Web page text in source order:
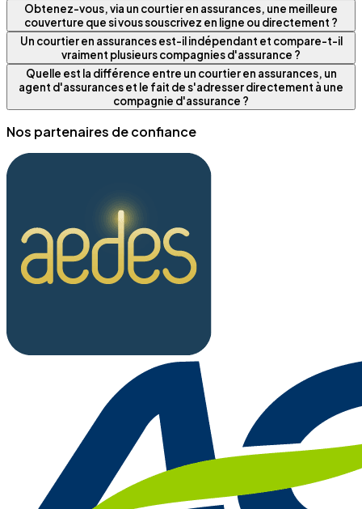
Obtenez-vous, via un courtier en assurances, une meilleure
couverture que si vous souscrivez en ligne ou directement ?
Un courtier en assurances est-il indépendant et compare-t-il
vraiment plusieurs compagnies d'assurance ?
Quelle est la différence entre un courtier en assurances, un
agent d'assurances et le fait de s'adresser directement à une
compagnie d'assurance ?
Nos partenaires de confiance